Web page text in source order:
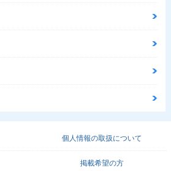
個人情報の取扱について
掲載希望の方